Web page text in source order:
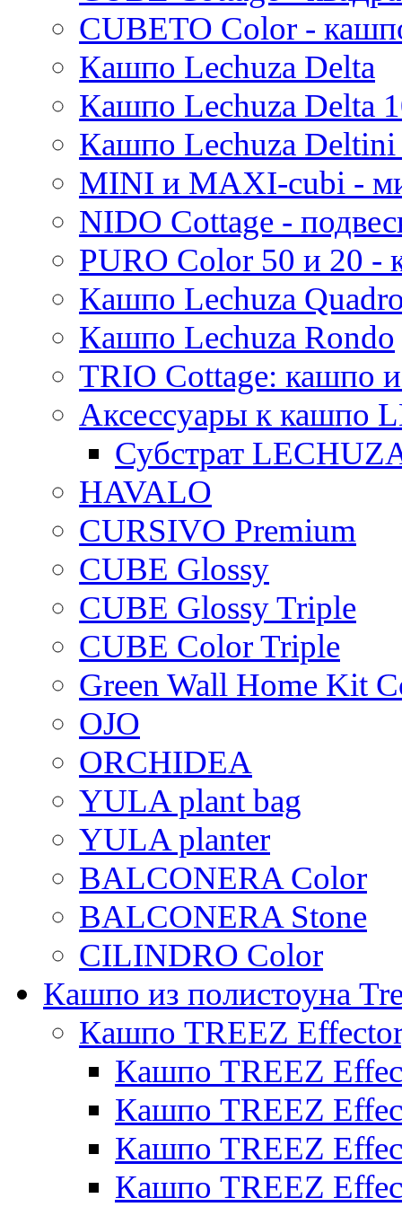
Mees
Pure
CUBETO Color -
Кашпо Lechuza Delta
Кашпо Lechuza Delta
Кашпо Lechuza
MINI и MAXI-cubi -
NIDO Cottage -
PURO Color 50 и 20
Кашпо Lechuza
Кашпо Lechuza Rondo
TRIO Cottage: кашпо
Аксессуары к кашпо
Субстрат
HAVALO
CURSIVO Premium
CUBE Glossy
CUBE Glossy Triple
CUBE Color Triple
Green Wall Home Kit
OJO
ORCHIDEA
YULA plant bag
YULA planter
BALCONERA Color
BALCONERA Stone
CILINDRO Color
Кашпо из полистоуна
Кашпо TREEZ
Кашпо TREEZ
Кашпо TREEZ
Кашпо TREEZ
Кашпо TREEZ